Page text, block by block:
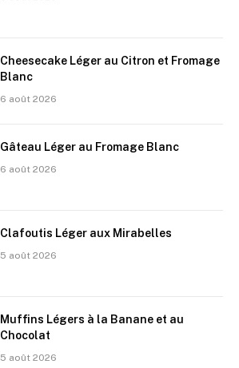
Cheesecake Léger au Citron et Fromage
Blanc
6 août 2026
Gâteau Léger au Fromage Blanc
6 août 2026
Clafoutis Léger aux Mirabelles
5 août 2026
Muffins Légers à la Banane et au
Chocolat
5 août 2026